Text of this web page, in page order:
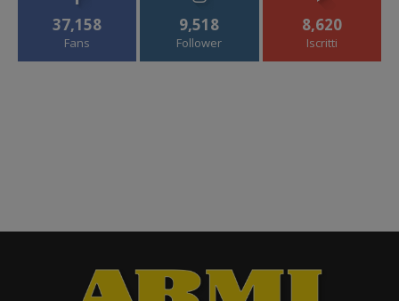
37,158
Fans
9,518
Follower
8,620
Iscritti